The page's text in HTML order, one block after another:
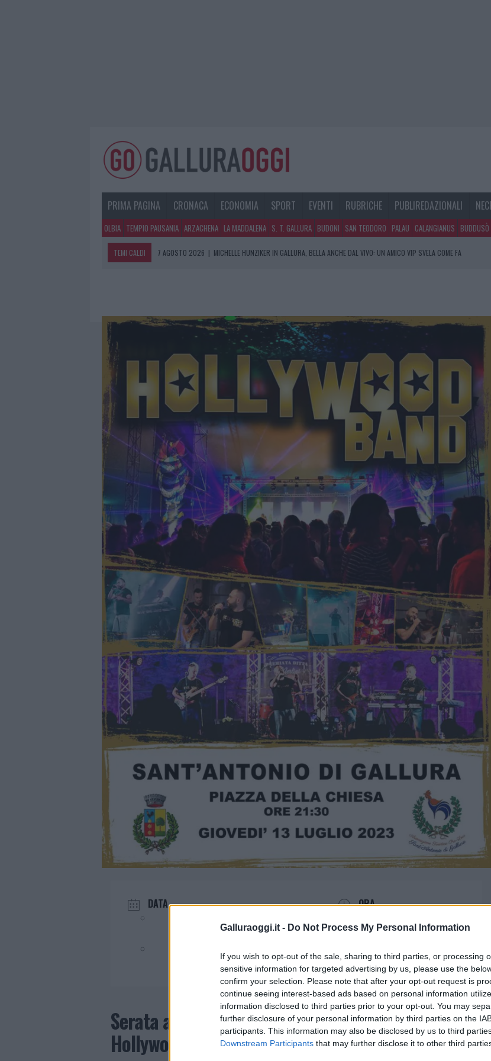
Galluraoggi.it - Do Not Process My Personal Information
If you wish to opt-out of the sale, sharing to third parties, or processing
sensitive information for targeted advertising by us, please use the
confirm your selection. Please note that after your opt-out request is
continue seeing interest-based ads based on personal information
information disclosed to third parties prior to your opt-out. You may
further disclosure of your personal information by third parties on the
participants. This information may also be disclosed by us to third
Downstream Participants that may further disclose it to other third
PRIMA PAGINA CRONACA ECONOMIA SPORT EVENTI RUBRICHE PUBLIREDAZIONALI
OLBIA TEMPIO PAUSANIA ARZACHENA LA MADDALENA S. T. GALLURA BUDONI SAN TEODORO PALAU CALANGIANUS BUDDUSÒ
TEMI CALDI 7 AGOSTO 2026 | MICHELLE HUNZIKER IN GALLURA, BELLA ANCHE DAL VIVO: UN AMICO VIP SVELA COME FA
LE PREVISIONI METEO PER IL WEEKEND A OLBIA E IN GALLURA
DATA ORA
Serata all’insegna della musica a Sant’Antonio con
Hollywood Band